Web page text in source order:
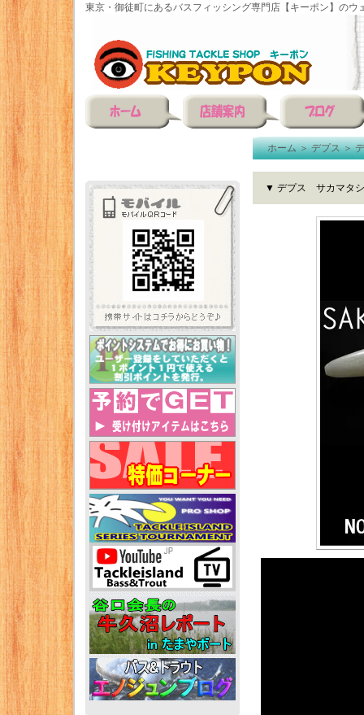
東京・御徒町にあるバスフィッシング専門店【キーポン】のウ
ホーム＞デプス＞
▼ デプス サカマタシ